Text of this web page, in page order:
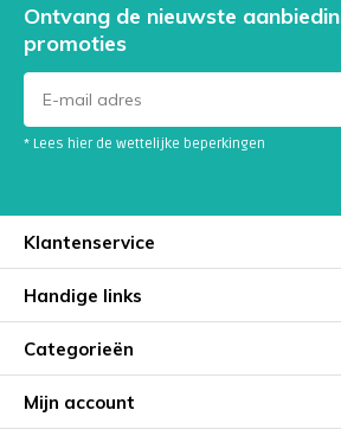
Ontvang de nieuwste
promoties
* Lees hier de wettelijke beperkingen
Klantenservice
Handige links
Categorieën
Mijn account